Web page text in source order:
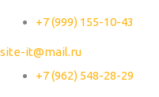
+7 (999) 155-10-43
site-it@mail.ru
+7 (962) 548-28-29